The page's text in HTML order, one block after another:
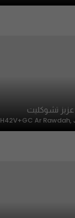
H42V+GC Ar